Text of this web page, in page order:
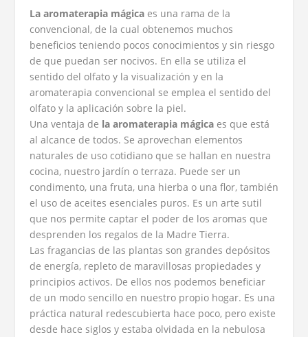
La aromaterapia mágica es una rama de la
convencional, de la cual obtenemos muchos
beneficios teniendo pocos conocimientos y sin riesgo
de que puedan ser nocivos. En ella se utiliza el
sentido del olfato y la visualización y en la
aromaterapia convencional se emplea el sentido del
olfato y la aplicación sobre la piel.
Una ventaja de la aromaterapia mágica es que está
al alcance de todos. Se aprovechan elementos
naturales de uso cotidiano que se hallan en nuestra
cocina, nuestro jardín o terraza. Puede ser un
condimento, una fruta, una hierba o una flor, también
el uso de aceites esenciales puros. Es un arte sutil
que nos permite captar el poder de los aromas que
desprenden los regalos de la Madre Tierra.
Las fragancias de las plantas son grandes depósitos
de energía, repleto de maravillosas propiedades y
principios activos. De ellos nos podemos beneficiar
de un modo sencillo en nuestro propio hogar. Es una
práctica natural redescubierta hace poco, pero existe
desde hace siglos y estaba olvidada en la nebulosa